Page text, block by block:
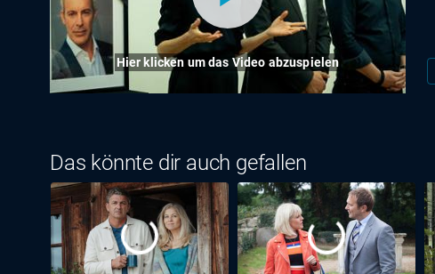
Hier klicken um das Video abzuspielen
Das könnte dir auch gefallen